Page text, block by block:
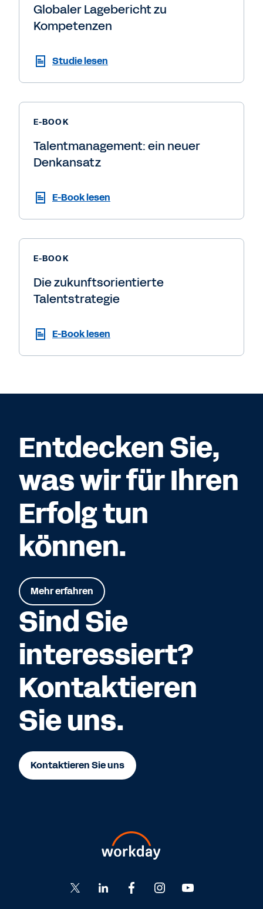
Globaler Lagebericht zu
Kompetenzen
Studie lesen
E-BOOK
Talentmanagement: ein neuer
Denkansatz
E-Book lesen
E-BOOK
Die zukunftsorientierte
Talentstrategie
E-Book lesen
Entdecken Sie,
was wir für Ihren
Erfolg tun
können.
Mehr erfahren
Sind Sie
interessiert?
Kontaktieren
Sie uns.
Kontaktieren Sie uns